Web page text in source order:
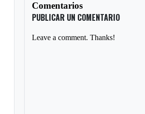
Comentarios
PUBLICAR UN COMENTARIO
Leave a comment. Thanks!